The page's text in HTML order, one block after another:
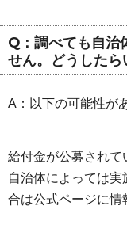
Q：調べても自治
せん。どうしたら
A：以下の可能性が
給付金が公募されて
自治体によっては
合は公式ページに情